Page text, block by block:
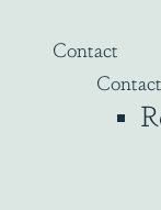
Contact
Contact